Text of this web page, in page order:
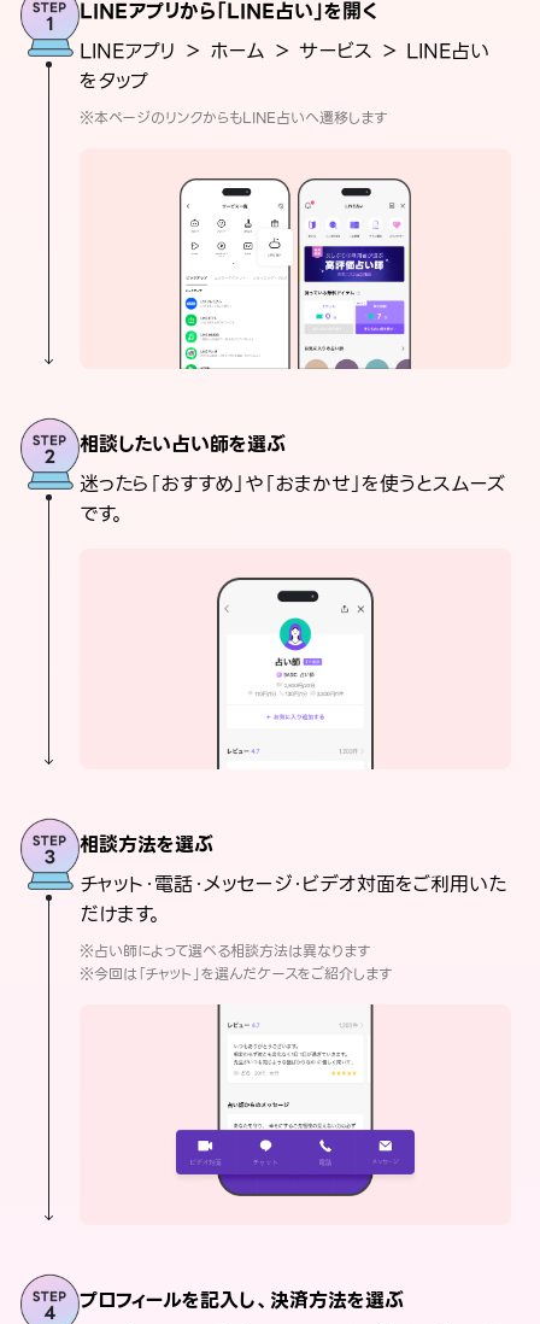
LINEアプリから「LINE占い」を開く
LINEアプリ ＞ ホーム ＞ サービス ＞ LINE占い
をタップ
※本ページのリンクからもLINE占いへ遷移します
相談したい占い師を選ぶ
迷ったら「おすすめ」や「おまかせ」を使うとスムーズ
です。
相談方法を選ぶ
チャット・電話・メッセージ・ビデオ対面をご利用いた
だけます。
※占い師によって選べる相談方法は異なります
※今回は「チャット」を選んだケースをご紹介します
プロフィールを記入し、決済方法を選ぶ